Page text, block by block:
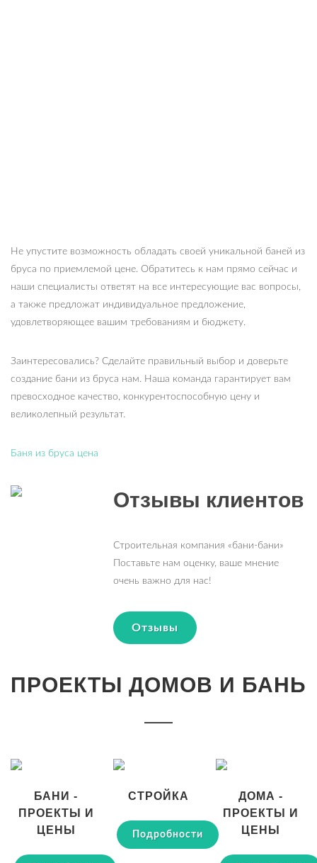
Не упустите возможность обладать своей уникальной баней из
бруса по приемлемой цене. Обратитесь к нам прямо сейчас и
наши специалисты ответят на все интересующие вас вопросы,
а также предложат индивидуальное предложение,
удовлетворяющее вашим требованиям и бюджету.
Заинтересовались? Сделайте правильный выбор и доверьте
создание бани из бруса нам. Наша команда гарантирует вам
превосходное качество, конкурентоспособную цену и
великолепный результат.
Баня из бруса цена
Отзывы клиентов
Строительная компания «бани-бани»
Поставьте нам оценку, ваше мнение
очень важно для нас!
Отзывы
ПРОЕКТЫ ДОМОВ И БАНЬ
БАНИ -
ПРОЕКТЫ И
ЦЕНЫ
СТРОЙКА
Подробности
ДОМА -
ПРОЕКТЫ И
ЦЕНЫ